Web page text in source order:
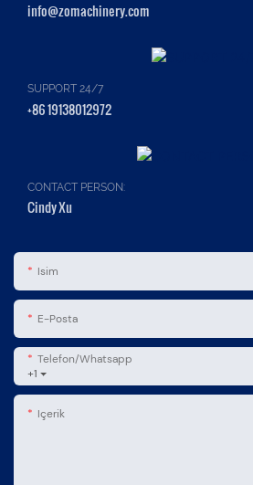
info@zomachinery.com
SUPPORT 24/7
+86 19138012972
CONTACT PERSON:
Cindy Xu
Isim
E-Posta
+1
Telefon/whatsapp
Içerik